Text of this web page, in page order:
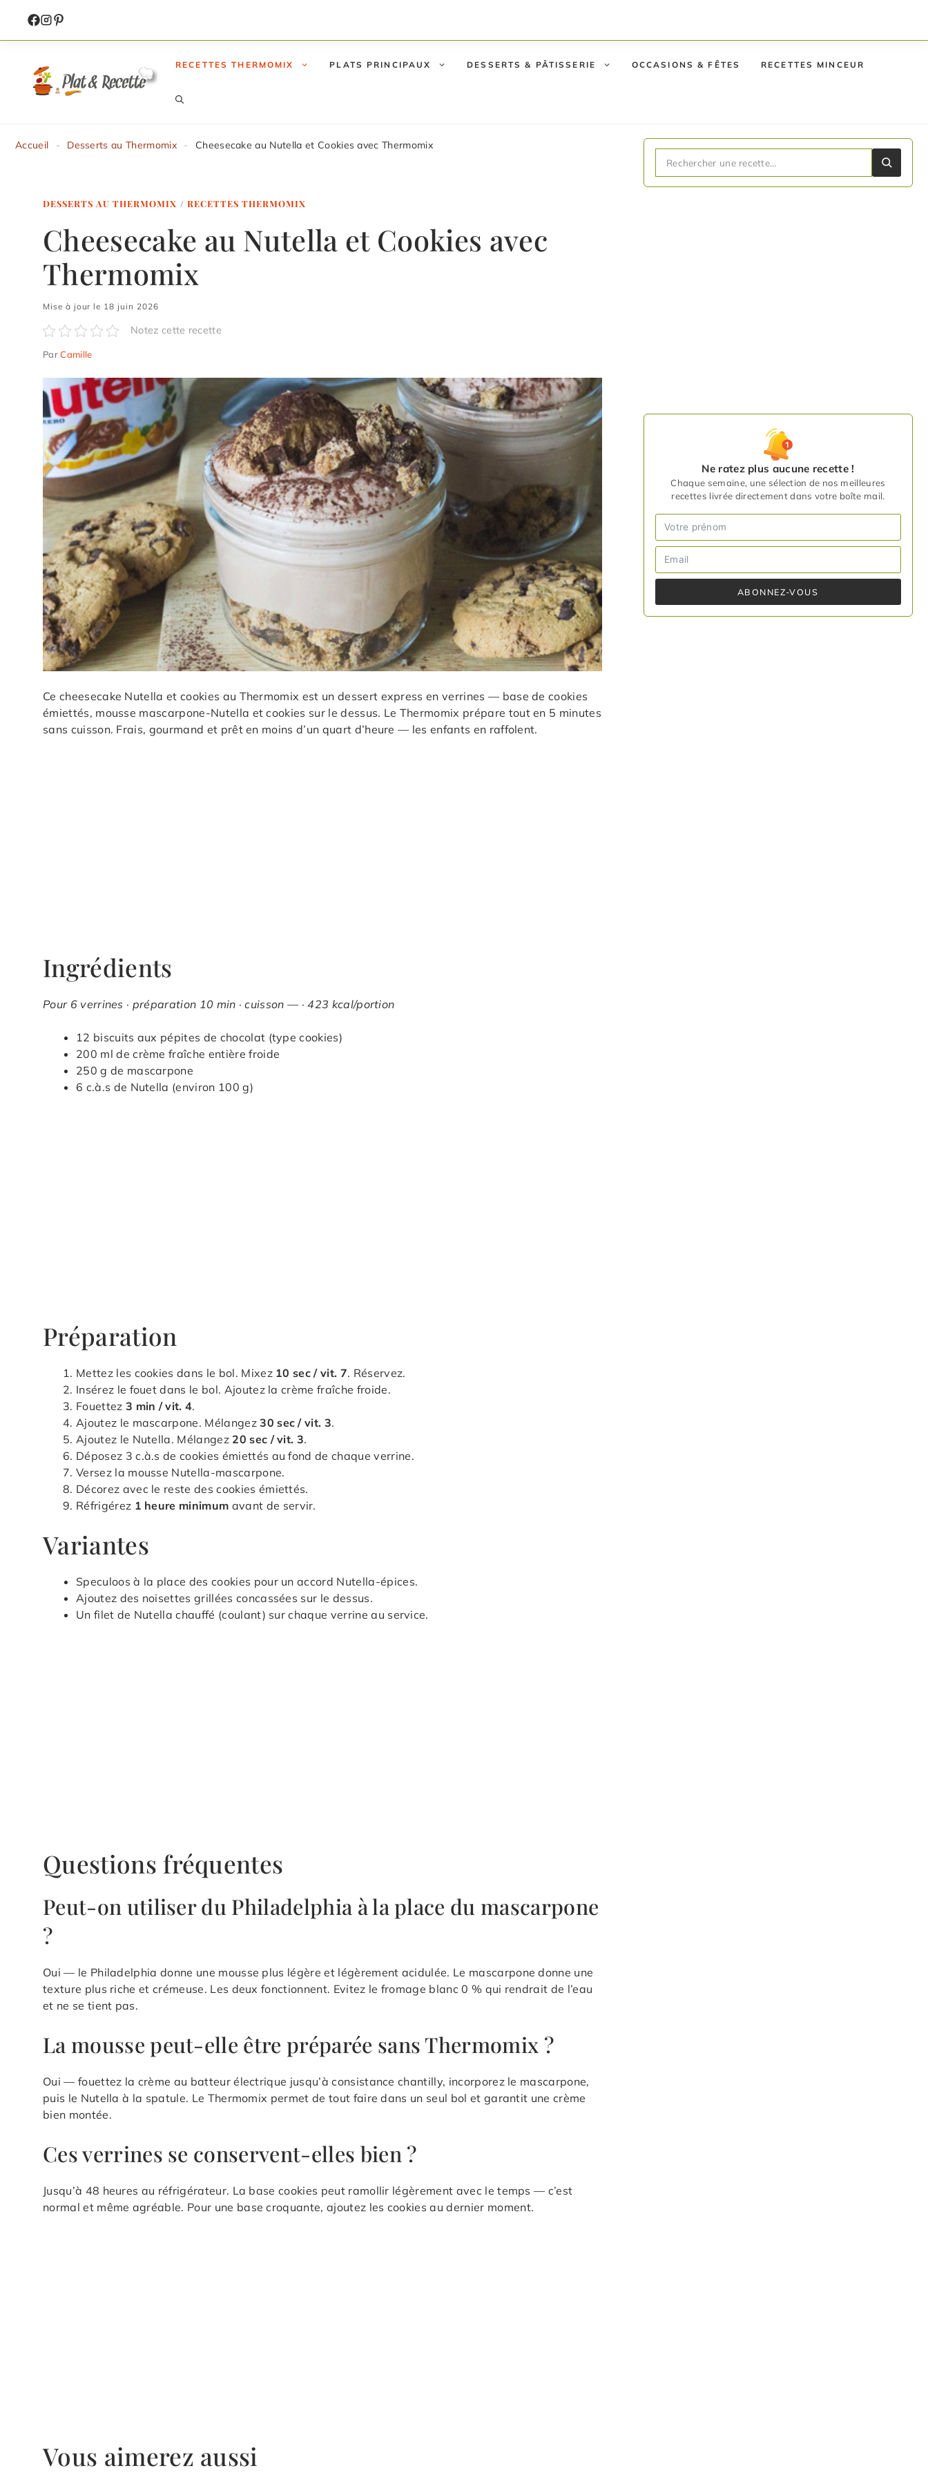
contenu
RECETTES THERMOMIX PLATS PRINCIPAUX DESSERTS & PÂTISSERIE OCCASIONS & FÊTES RECETTES MINCEUR
Accueil - Desserts au Thermomix - Cheesecake au Nutella et Cookies avec Thermomix
DESSERTS AU THERMOMIX / RECETTES THERMOMIX
Cheesecake au Nutella et Cookies avec
Thermomix
Mise à jour le 18 juin 2026
Notez cette recette
ParCamille
Ce cheesecake Nutella et cookies au Thermomix est un dessert express en verrines — base de cookies
émiettés, mousse mascarpone-Nutella et cookies sur le dessus. Le Thermomix prépare tout en 5 minutes
sans cuisson. Frais, gourmand et prêt en moins d’un quart d’heure — les enfants en raffolent.
Ingrédients
Pour 6 verrines · préparation 10 min · cuisson — · 423 kcal/portion
12 biscuits aux pépites de chocolat (type cookies)
200 ml de crème fraîche entière froide
250 g de mascarpone
6 c.à.s de Nutella (environ 100 g)
Préparation
Mettez les cookies dans le bol. Mixez 10 sec / vit. 7. Réservez.
Insérez le fouet dans le bol. Ajoutez la crème fraîche froide.
Fouettez 3 min / vit. 4.
Ajoutez le mascarpone. Mélangez30 sec / vit. 3.
Ajoutez le Nutella. Mélangez 20 sec / vit. 3.
Déposez 3 c.à.s de cookies émiettés au fond de chaque verrine.
Versez la mousse Nutella-mascarpone.
Décorez avec le reste des cookies émiettés.
Réfrigérez 1 heure minimum avant de servir.
Variantes
Speculoos à la place des cookies pour un accord Nutella-épices.
Ajoutez des noisettes grillées concassées sur le dessus.
Un filet de Nutella chauffé (coulant) sur chaque verrine au service.
Questions fréquentes
Peut-on utiliser du Philadelphia à la place du mascarpone
?
Oui — le Philadelphia donne une mousse plus légère et légèrement acidulée. Le mascarpone donne une
texture plus riche et crémeuse. Les deux fonctionnent. Evitez le fromage blanc 0 % qui rendrait de l’eau
et ne se tient pas.
La mousse peut-elle être préparée sans Thermomix ?
Oui — fouettez la crème au batteur électrique jusqu’à consistance chantilly, incorporez le mascarpone,
puis le Nutella à la spatule. Le Thermomix permet de tout faire dans un seul bol et garantit une crème
bien montée.
Ces verrines se conservent-elles bien ?
Jusqu’à 48 heures au réfrigérateur. La base cookies peut ramollir légèrement avec le temps — c’est
normal et même agréable. Pour une base croquante, ajoutez les cookies au dernier moment.
Vous aimerez aussi
Ne ratez plus aucune recette !
Chaque semaine, une sélection de nos meilleures
recettes livrée directement dans votre boîte mail.
ABONNEZ-VOUS